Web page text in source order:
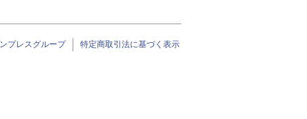
プレスグループ 特定商取引法に基づく表示